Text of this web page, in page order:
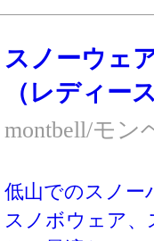
※スキー・スノ
クティブに動
す。あまり動
の防寒には別
が向いています
スノーウェ
（レディー
montbell/モン
低山でのスノー
スノボウェア